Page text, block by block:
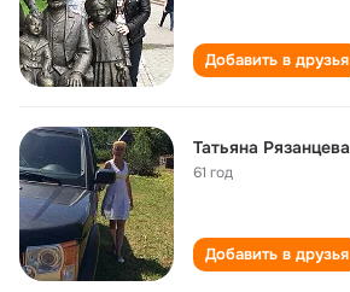
Добавить в друзья
Татьяна Рязанцева
61 год
Добавить в друзья